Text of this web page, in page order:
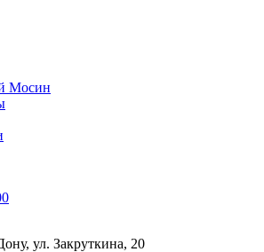
Мосин
ул. Закруткина, 20